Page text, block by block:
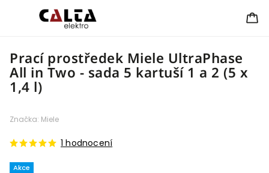
Prací prostředek Miele UltraPhase
All in Two - sada 5 kartuší 1 a 2 (5 x
1,4 l)
Akce
1 hodnocení
Značka: Miele